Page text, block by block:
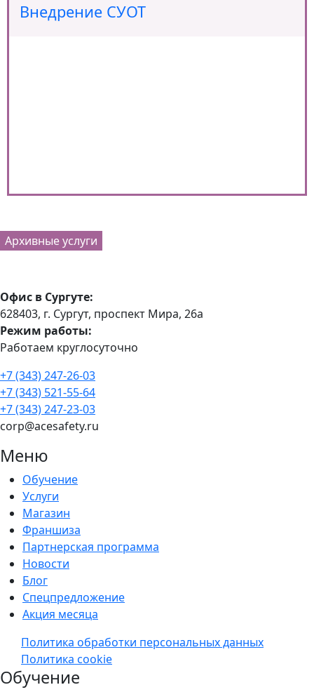
Внедрение СУОТ
Архивные услуги
Офис в Сургуте:
628403, г. Сургут, проспект Мира, 26а
Режим работы:
Работаем круглосуточно
+7 (343) 247-26-03
+7 (343) 521-55-64
+7 (343) 247-23-03
corp@acesafety.ru
Меню
Обучение
Услуги
Магазин
Франшиза
Партнерская программа
Новости
Блог
Спецпредложение
Акция месяца
Политика обработки персональных данных
Политика cookie
Обучение